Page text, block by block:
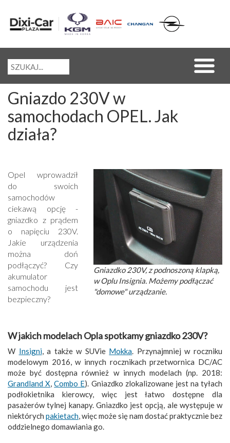
Gniazdo 230V w
samochodach OPEL. Jak
działa?
Gniazdko 230V, z podnoszoną klapką,
w Oplu Insignia. Możemy podłączać
"domowe" urządzanie.
Opel wprowadził
do swoich
samochodów
ciekawą opcję -
gniazdko z prądem
o napięciu 230V.
Jakie urządzenia
można doń
podłączyć? Czy
akumulator
samochodu jest
bezpieczny?
W jakich modelach Opla spotkamy gniazdko 230V?
W Insigni, a także w SUVie Mokka. Przynajmniej w roczniku
modelowym 2016, w innych rocznikach przetwornica DC/AC
może być dostępna również w innych modelach (np. 2018:
Grandland X,Combo E). Gniazdko zlokalizowane jest na tyłach
podłokietnika kierowcy, więc jest łatwo dostępne dla
pasażerów tylnej kanapy. Gniazdko jest opcją, ale występuje w
niektórych pakietach, więc może się nam dostać praktycznie bez
oddzielnego domawiania go.